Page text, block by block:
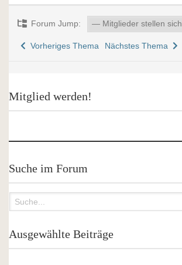
Forum Jump:
Vorheriges Thema Nächstes Thema
Mitglied werden!
Suche im Forum
Ausgewählte Beiträge